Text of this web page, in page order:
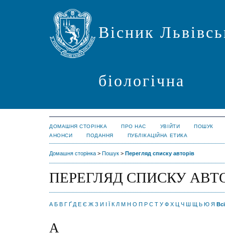
Вісник
біологічна
ДОМАШНЯ СТОРІНКА ПРО НАС УВІЙТИ
ПОШУК
АНОНСИ
ПОДАННЯ ПУБЛІКАЦІЙНА ЕТИКА
Домашня сторінка > Пошук > Перегляд списку авторів
ПЕРЕГЛЯД СПИСКУ
А Б В Г Ґ Д Е Є Ж З И І Ї К Л М Н О П Р С Т У Ф Х Ц Ч Ш Щ Ь Ю Я Всі
A